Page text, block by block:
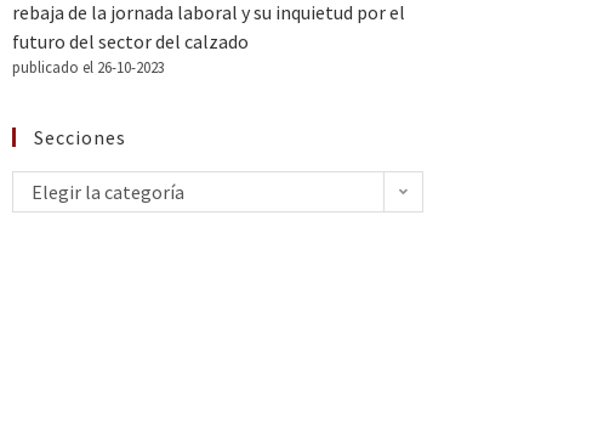
rebaja de la jornada laboral y su inquietud por el
futuro del sector del calzado
publicado el 26-10-2023
Secciones
Elegir la categoría